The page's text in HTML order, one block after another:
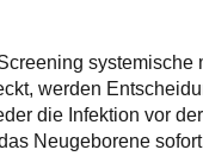
systemische
werden
die Infektion vor
Neugeborene